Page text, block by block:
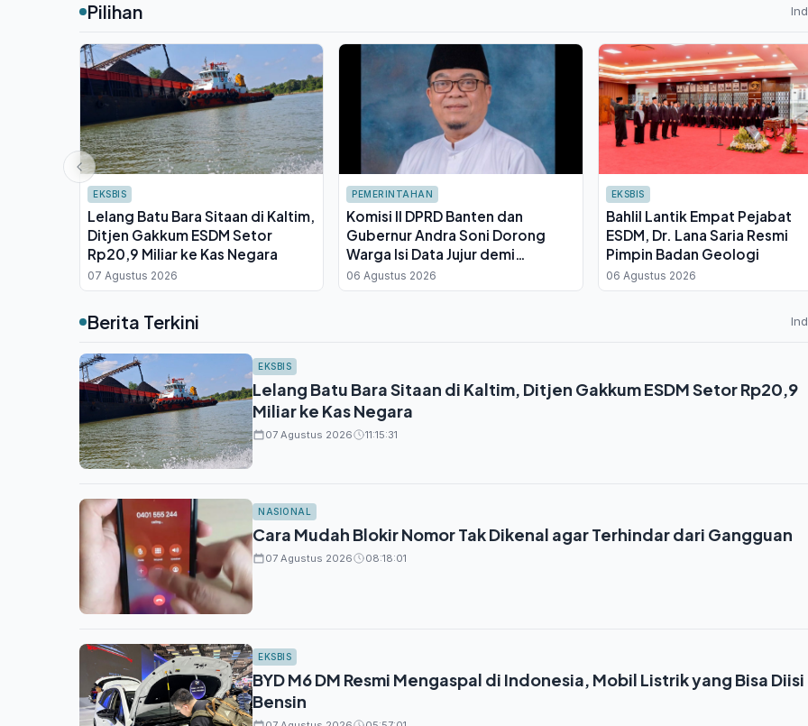
Pilihan
EKSBIS
Lelang Batu Bara Sitaan di Kaltim,
Ditjen Gakkum ESDM Setor
Rp20,9 Miliar ke Kas Negara
07 Agustus 2026
PEMERINTAHAN
Komisi II DPRD Banten dan
Gubernur Andra Soni Dorong
Warga Isi Data Jujur demi
Sukseskan Sensus Ekonomi 2026
06 Agustus 2026
EKSBIS
Bahlil Lantik Empat Pejabat
ESDM, Dr. Lana Saria Resmi
Pimpin Badan Geologi
06 Agustus 2026
Berita Terkini
EKSBIS
Lelang Batu Bara Sitaan di Kaltim, Ditjen Gakkum ESDM Setor Rp20,9
Miliar ke Kas Negara
07 Agustus 2026 11:15:31
NASIONAL
Cara Mudah Blokir Nomor Tak Dikenal agar Terhindar dari Gangguan
07 Agustus 2026 08:18:01
EKSBIS
BYD M6 DM Resmi Mengaspal di Indonesia, Mobil Listrik yang Bisa Diisi
Bensin